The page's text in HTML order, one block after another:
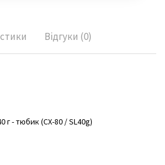
Відгуки (0)
г - тюбик (CX-80 / SL40g)